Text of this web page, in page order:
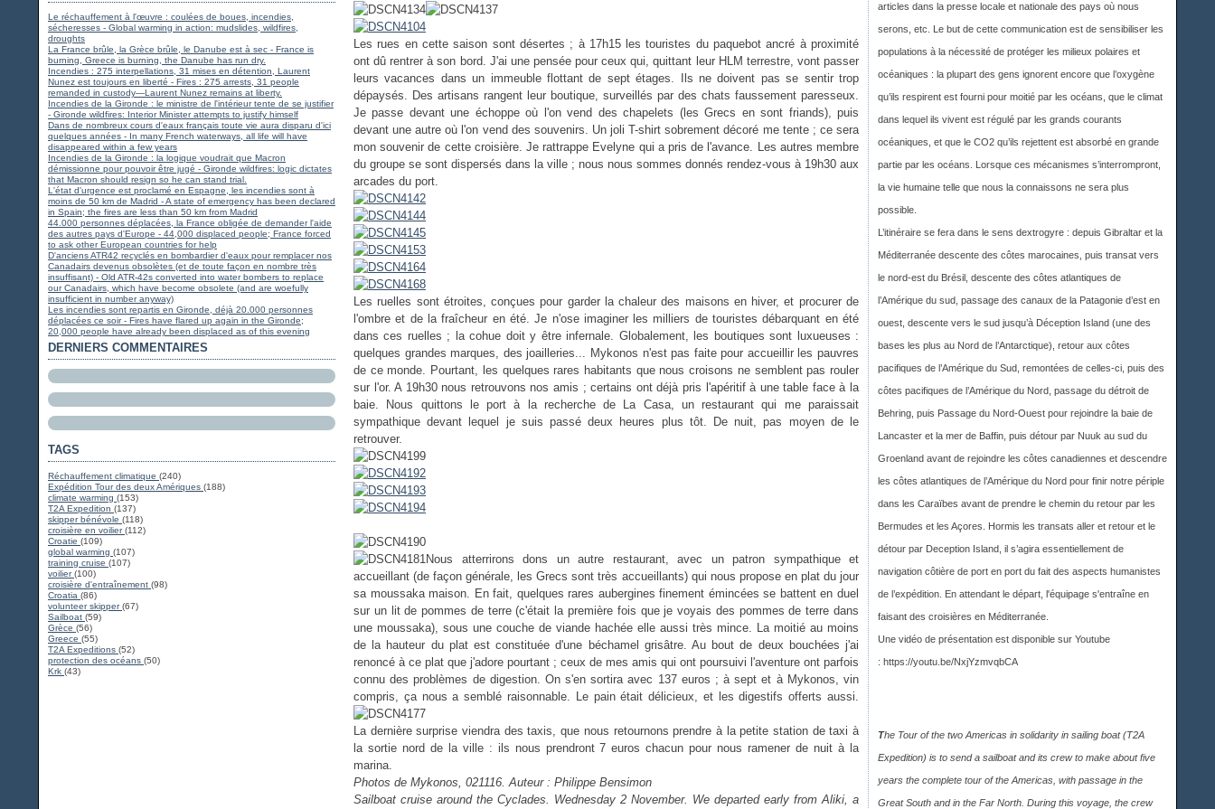
Le réchauffement à l'œuvre : coulées de boues, incendies,
sécheresses - Global warming in action: mudslides, wildfires,
droughts
La France brûle, la Grèce brûle, le Danube est à sec - France is
burning, Greece is burning, the Danube has run dry.
Incendies : 275 interpellations, 31 mises en détention, Laurent
Nunez est toujours en liberté - Fires : 275 arrests, 31 people
remanded in custody—Laurent Nunez remains at liberty.
Incendies de la Gironde : le ministre de l'intérieur tente de se justifier
- Gironde wildfires: Interior Minister attempts to justify himself
Dans de nombreux cours d'eaux français toute vie aura disparu d'ici
quelques années - In many French waterways, all life will have
disappeared within a few years
Incendies de la Gironde : la logique voudrait que Macron
démissionne pour pouvoir être jugé - Gironde wildfires: logic dictates
that Macron should resign so he can stand trial.
L'état d'urgence est proclamé en Espagne, les incendies sont à
moins de 50 km de Madrid - A state of emergency has been declared
in Spain; the fires are less than 50 km from Madrid
44.000 personnes déplacées, la France obligée de demander l'aide
des autres pays d'Europe - 44,000 displaced people; France forced
to ask other European countries for help
D'anciens ATR42 recyclés en bombardier d'eaux pour remplacer nos
Canadairs devenus obsolètes (et de toute façon en nombre très
insuffisant) - Old ATR-42s converted into water bombers to replace
our Canadairs, which have become obsolete (and are woefully
insufficient in number anyway)
Les incendies sont repartis en Gironde, déjà 20.000 personnes
déplacées ce soir - Fires have flared up again in the Gironde;
20,000 people have already been displaced as of this evening
DERNIERS COMMENTAIRES
TAGS
Réchauffement climatique (240)
Expédition Tour des deux Amériques (188)
climate warming (153)
T2A Expedition (137)
skipper bénévole (118)
croisière en voilier(112)
Croatie (109)
global warming (107)
training cruise (107)
voilier(100)
croisière d'entraînement (98)
Croatia (86)
volunteer skipper(67)
Sailboat (59)
Grèce (56)
Greece (55)
T2A Expeditions (52)
protection des océans (50)
Krk (43)
Les rues en cette saison sont désertes ; à 17h15 les touristes du paquebot ancré à proximité
ont dû rentrer à son bord. J'ai une pensée pour ceux qui, quittant leur HLM terrestre, vont passer
leurs vacances dans un immeuble flottant de sept étages. Ils ne doivent pas se sentir trop
dépaysés. Des artisans rangent leur boutique, surveillés par des chats faussement paresseux.
Je passe devant une échoppe où l'on vend des chapelets (les Grecs en sont friands), puis
devant une autre où l'on vend des souvenirs. Un joli T-shirt sobrement décoré me tente ; ce sera
mon souvenir de cette croisière. Je rattrappe Evelyne qui a pris de l'avance. Les autres membre
du groupe se sont dispersés dans la ville ; nous nous sommes donnés rendez-vous à 19h30 aux
arcades du port.
Les ruelles sont étroites, conçues pour garder la chaleur des maisons en hiver, et procurer de
l'ombre et de la fraîcheur en été. Je n'ose imaginer les milliers de touristes débarquant en été
dans ces ruelles ; la cohue doit y être infernale. Globalement, les boutiques sont luxueuses :
quelques grandes marques, des joailleries... Mykonos n'est pas faite pour accueillir les pauvres
de ce monde. Pourtant, les quelques rares habitants que nous croisons ne semblent pas rouler
sur l'or. A 19h30 nous retrouvons nos amis ; certains ont déjà pris l'apéritif à une table face à la
baie. Nous quittons le port à la recherche de La Casa, un restaurant qui me paraissait
sympathique devant lequel je suis passé deux heures plus tôt. De nuit, pas moyen de le
retrouver.
Nous atterrirons dons un autre restaurant, avec un patron sympathique et
accueillant (de façon générale, les Grecs sont très accueillants) qui nous propose en plat du jour
sa moussaka maison. En fait, quelques rares aubergines finement émincées se battent en duel
sur un lit de pommes de terre (c'était la première fois que je voyais des pommes de terre dans
une moussaka), sous une couche de viande hachée elle aussi très mince. La moitié au moins
de la hauteur du plat est constituée d'une béchamel grisâtre. Au bout de deux bouchées j'ai
renoncé à ce plat que j'adore pourtant ; ceux de mes amis qui ont poursuivi l'aventure ont parfois
connu des problèmes de digestion. On s'en sortira avec 137 euros ; à sept et à Mykonos, vin
compris, ça nous a semblé raisonnable. Le pain était délicieux, et les digestifs offerts aussi.
La dernière surprise viendra des taxis, que nous retournons prendre à la petite station de taxi à
la sortie nord de la ville : ils nous prendront 7 euros chacun pour nous ramener de nuit à la
marina.
Photos de Mykonos, 021116. Auteur : Philippe Bensimon
Sailboat cruise around the Cyclades. Wednesday 2 November. We departed early from Aliki, a
articles dans la presse locale et nationale des pays où nous
serons, etc. Le but de cette communication est de sensibiliser les
populations à la nécessité de protéger les milieux polaires et
océaniques : la plupart des gens ignorent encore que l’oxygène
qu’ils respirent est fourni pour moitié par les océans, que le climat
dans lequel ils vivent est régulé par les grands courants
océaniques, et que le CO2 qu’ils rejettent est absorbé en grande
partie par les océans. Lorsque ces mécanismes s’interrompront,
la vie humaine telle que nous la connaissons ne sera plus
possible.
L’itinéraire se fera dans le sens dextrogyre : depuis Gibraltar et la
Méditerranée descente des côtes marocaines, puis transat vers
le nord-est du Brésil, descente des côtes atlantiques de
l’Amérique du sud, passage des canaux de la Patagonie d’est en
ouest, descente vers le sud jusqu’à Déception Island (une des
bases les plus au Nord de l’Antarctique), retour aux côtes
pacifiques de l’Amérique du Sud, remontées de celles-ci, puis des
côtes pacifiques de l’Amérique du Nord, passage du détroit de
Behring, puis Passage du Nord-Ouest pour rejoindre la baie de
Lancaster et la mer de Baffin, puis détour par Nuuk au sud du
Groenland avant de rejoindre les côtes canadiennes et descendre
les côtes atlantiques de l’Amérique du Nord pour finir notre périple
dans les Caraïbes avant de prendre le chemin du retour par les
Bermudes et les Açores. Hormis les transats aller et retour et le
détour par Deception Island, il s’agira essentiellement de
navigation côtière de port en port du fait des aspects humanistes
de l’expédition. En attendant le départ, l'équipage s'entraîne en
faisant des croisières en Méditerranée.
Une vidéo de présentation est disponible sur Youtube
: https://youtu.be/NxjYzmvqbCA
The Tour of the two Americas in solidarity in sailing boat (T2A
Expedition) is to send a sailboat and its crew to make about five
years the complete tour of the Americas, with passage in the
Great South and in the Far North. During this voyage, the crew